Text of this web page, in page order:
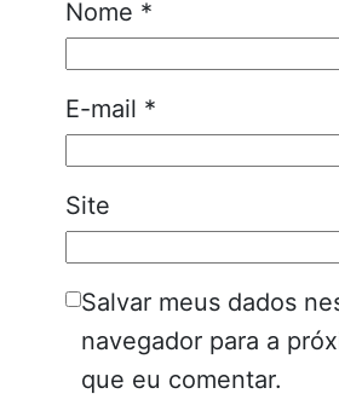
Nome *
E-mail *
Site
Salvar meus dados
navegador para a
que eu comentar.